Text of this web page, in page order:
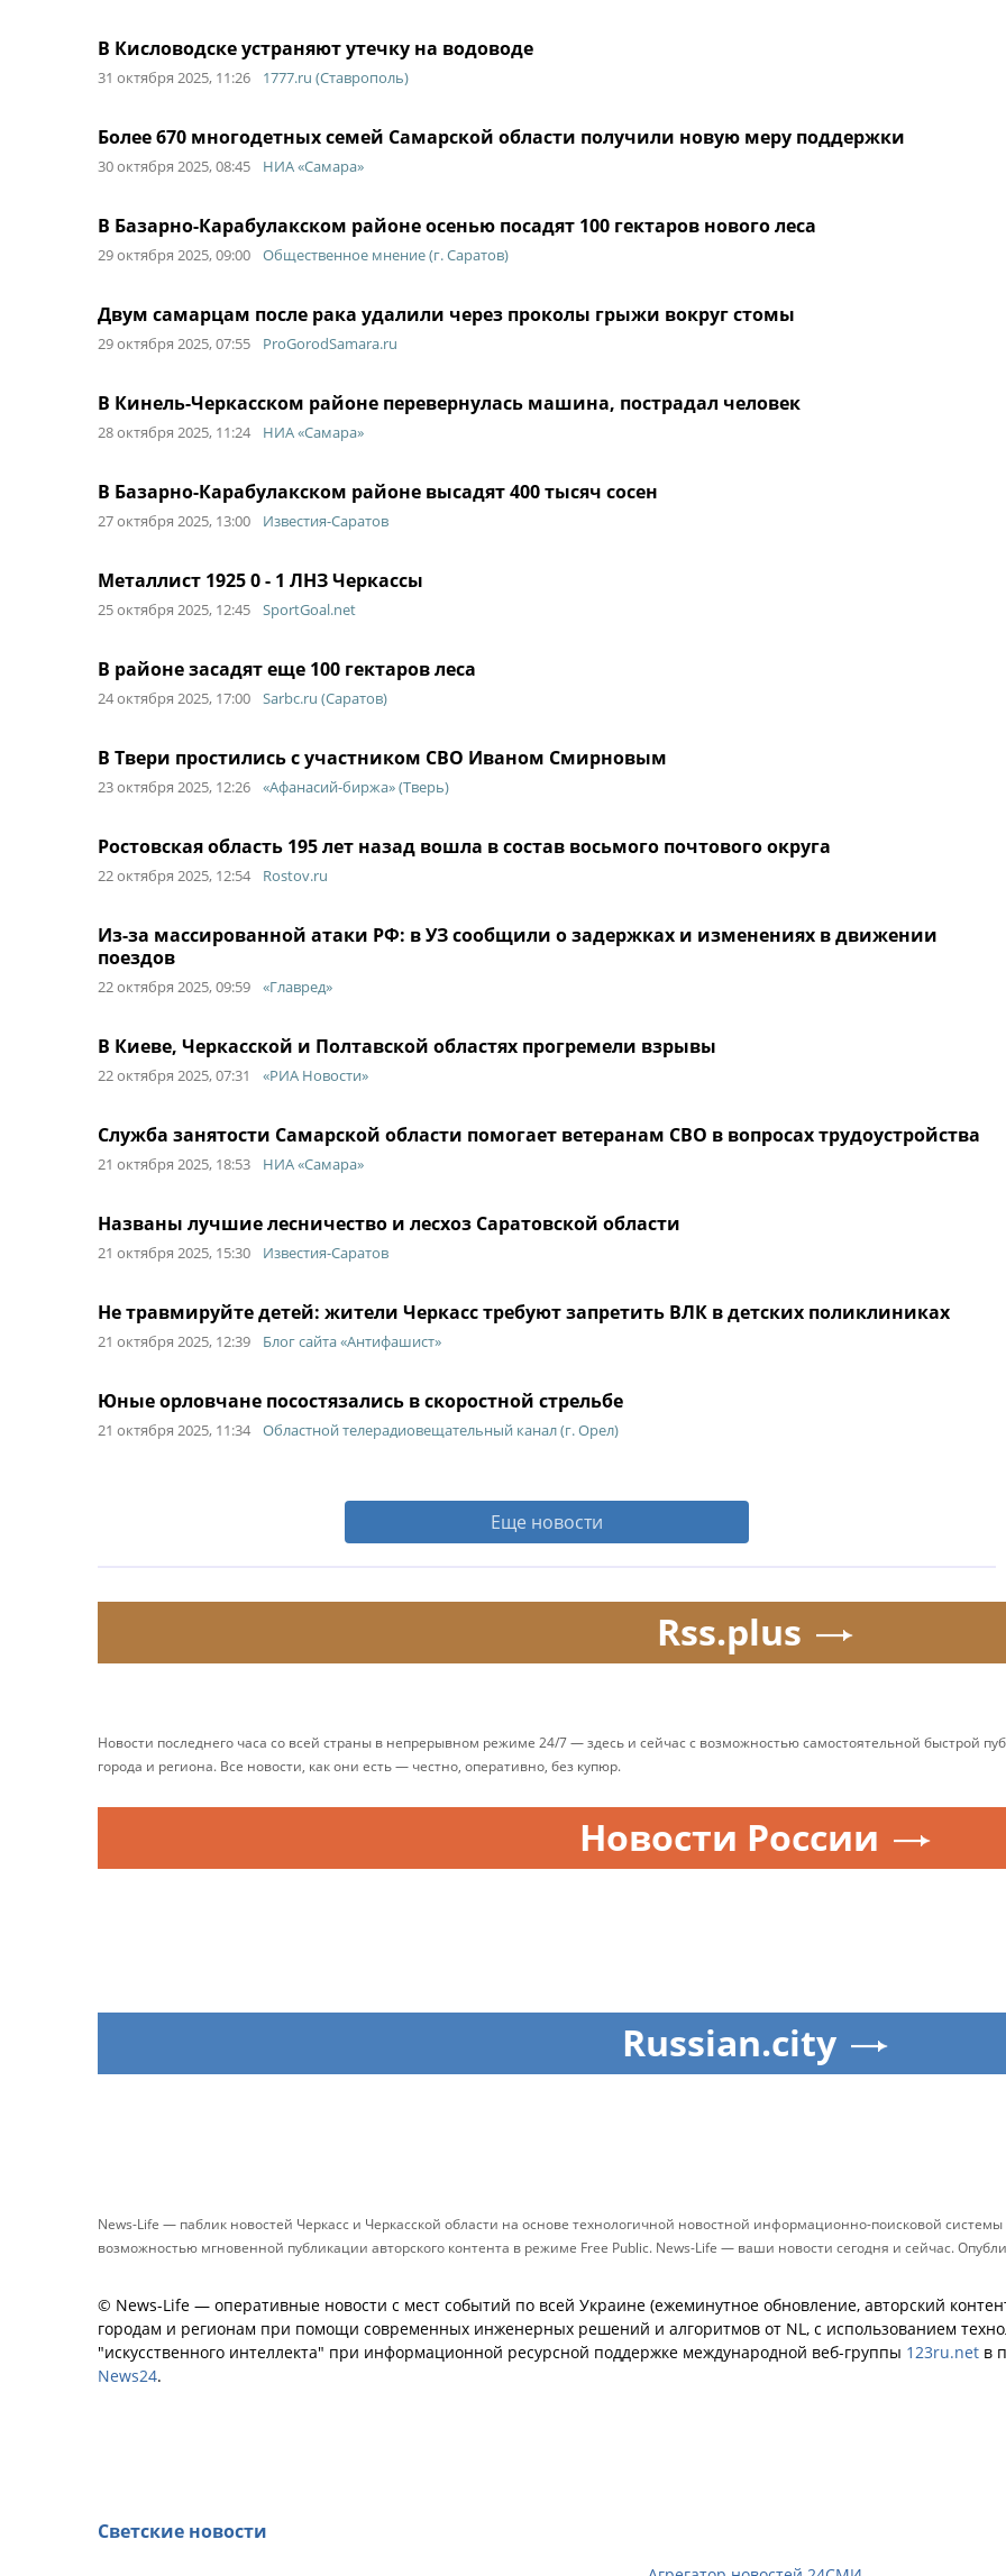
В Кисловодске устраняют утечку на водоводе
31 октября 2025, 11:26 1777.ru (Ставрополь)
Более 670 многодетных семей Самарской области получили новую меру поддержки
30 октября 2025, 08:45 НИА «Самара»
В Базарно-Карабулакском районе осенью посадят 100 гектаров нового леса
29 октября 2025, 09:00 Общественное мнение (г. Саратов)
Двум самарцам после рака удалили через проколы грыжи вокруг стомы
29 октября 2025, 07:55 ProGorodSamara.ru
В Кинель-Черкасском районе перевернулась машина, пострадал человек
28 октября 2025, 11:24 НИА «Самара»
В Базарно-Карабулакском районе высадят 400 тысяч сосен
27 октября 2025, 13:00 Известия-Саратов
Металлист 1925 0 - 1 ЛНЗ Черкассы
25 октября 2025, 12:45 SportGoal.net
В районе засадят еще 100 гектаров леса
24 октября 2025, 17:00 Sarbc.ru (Саратов)
В Твери простились с участником СВО Иваном Смирновым
23 октября 2025, 12:26 «Афанасий-биржа» (Тверь)
Ростовская область 195 лет назад вошла в состав восьмого почтового округа
22 октября 2025, 12:54 Rostov.ru
Из-за массированной атаки РФ: в УЗ сообщили о задержках и изменениях в движении
поездов
22 октября 2025, 09:59 «Главред»
В Киеве, Черкасской и Полтавской областях прогремели взрывы
22 октября 2025, 07:31 «РИА Новости»
Служба занятости Самарской области помогает ветеранам СВО в вопросах трудоустройства
21 октября 2025, 18:53 НИА «Самара»
Названы лучшие лесничество и лесхоз Саратовской области
21 октября 2025, 15:30 Известия-Саратов
Не травмируйте детей: жители Черкасс требуют запретить ВЛК в детских поликлиниках
21 октября 2025, 12:39 Блог сайта «Антифашист»
Юные орловчане посостязались в скоростной стрельбе
21 октября 2025, 11:34 Областной телерадиовещательный канал (г. Орел)
Еще новости
Rss.plus
Новости последнего часа со всей страны в непрерывном режиме 24/7 — здесь и сейчас с возможностью самостоятельной быстрой
города и региона. Все новости, как они есть — честно, оперативно, без купюр.
Новости России
Russian.city
News-Life — паблик новостей Черкасс и Черкасской области на основе технологичной новостной информационно-поисковой системы
возможностью мгновенной публикации авторского контента в режиме Free Public. News-Life — ваши новости сегодня и сейчас.
© News-Life — оперативные новости с мест событий по всей Украине (ежеминутное обновление, авторский
городам и регионам при помощи современных инженерных решений и алгоритмов от NL, с использованием
"искусственного интеллекта" при информационной ресурсной поддержке международной веб-группы 123ru.net в
News24.
Светские новости